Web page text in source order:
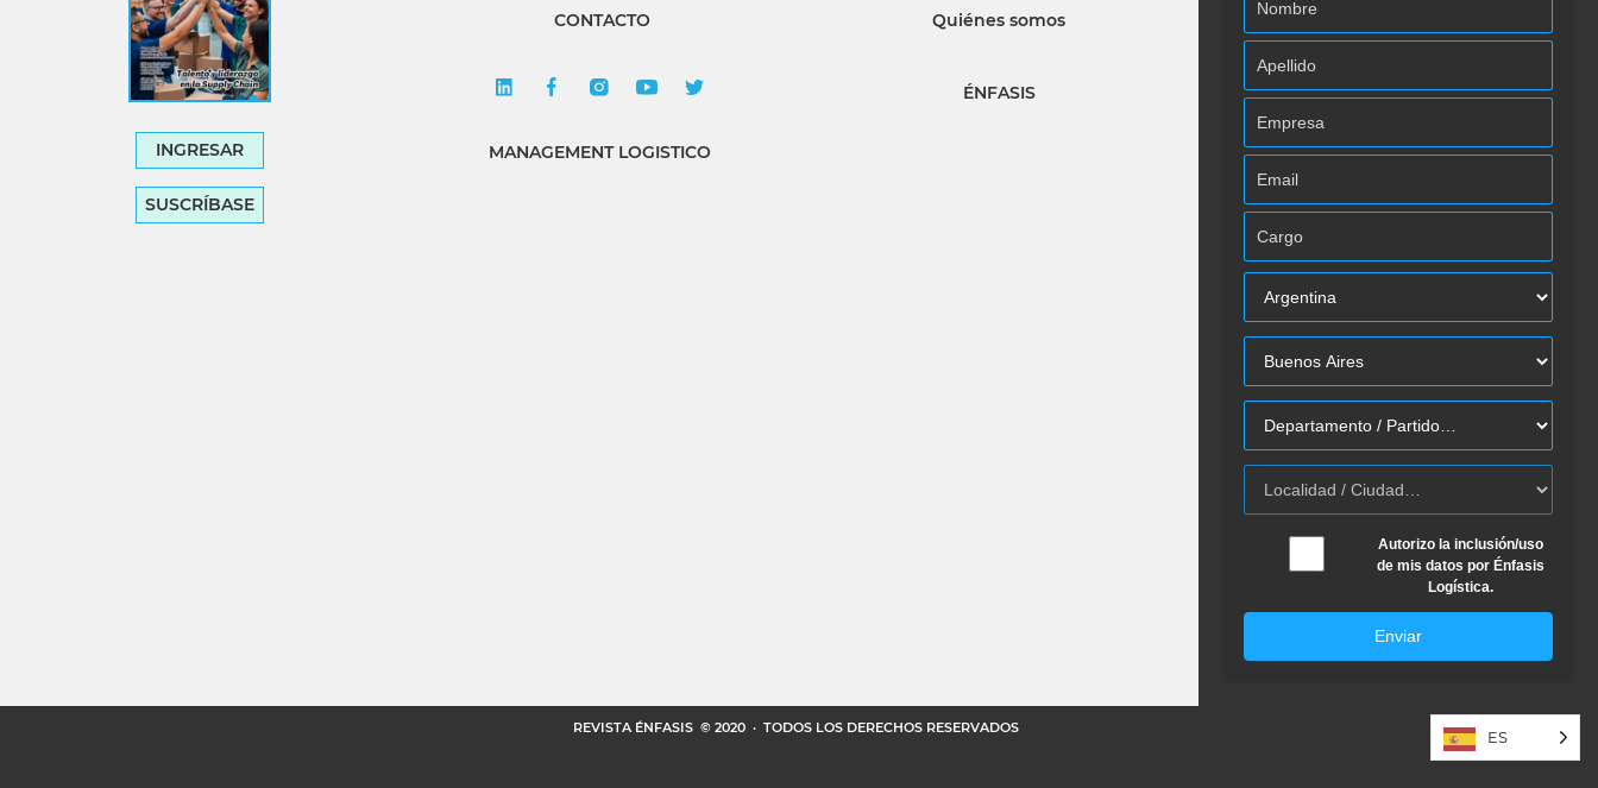
INGRESAR
SUSCRÍBASE
CONTACTO
MANAGEMENT LOGISTICO
Quiénes somos
ÉNFASIS
Autorizo la inclusión/uso
de mis datos por Énfasis
Logística.
Enviar
REVISTA ÉNFASIS © 2020 · TODOS LOS DERECHOS RESERVADOS ES